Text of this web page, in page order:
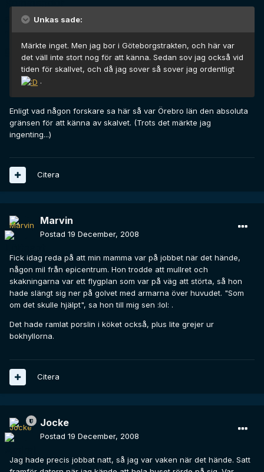
Unkas sade:
Märkte inget. Men jag bor i Göteborgstrakten, och här var
det väll inte stort nog för att känna. Sedan sov jag också vid
tiden för skallvet, och då jag sover så sover jag ordentligt
.
Enligt vad någon forskare sa här så var Örebro län den absoluta
gränsen för att känna av skalvet. (Trots det märkte jag
ingenting...)
Citera
Marvin
Postad 19 December, 2008
Fick idag reda på att min mamma var på jobbet när det hände,
någon mil från epicentrum. Hon trodde att mullret och
skakningarna var ett flygplan som var på väg att störta, så hon
hade slängt sig ner på golvet med armarna över huvudet. "Som
om det skulle hjälpt", sa hon till mig sen :lol: .
Det hade ramlat porslin i köket också, plus lite grejer ur
bokhyllorna.
Citera
Jocke
Postad 19 December, 2008
Jag hade precis jobbat natt, så jag var vaken när det hände. Satt